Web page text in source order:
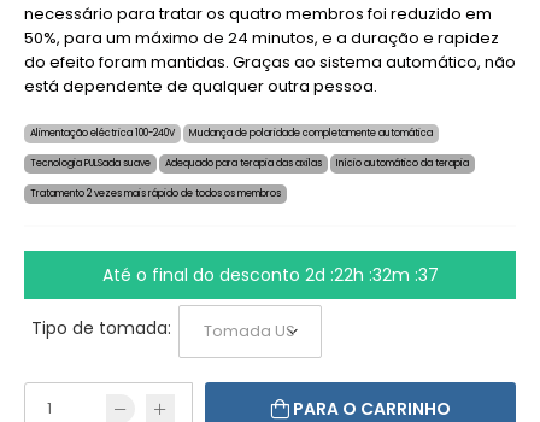
necessário para tratar os quatro membros foi reduzido em
50%, para um máximo de 24 minutos, e a duração e rapidez
do efeito foram mantidas. Graças ao sistema automático, não
está dependente de qualquer outra pessoa.
Alimentação eléctrica 100-240V Mudança de polaridade completamente automática
Tecnologia PULSada suave Adequado para terapia das axilas Início automático da terapia
Tratamento 2 vezes mais rápido de todos os membros
Até o final do desconto 2d :22h :32m :37
Tipo de tomada:
PARA O CARRINHO